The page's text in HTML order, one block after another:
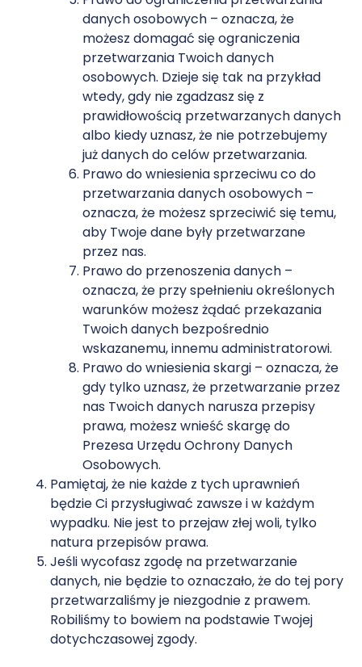
danych osobowych – oznacza, że
możesz domagać się ograniczenia
przetwarzania Twoich danych
osobowych. Dzieje się tak na przykład
wtedy, gdy nie zgadzasz się z
prawidłowością przetwarzanych danych
albo kiedy uznasz, że nie potrzebujemy
już danych do celów przetwarzania.
Prawo do wniesienia sprzeciwu co do
przetwarzania danych osobowych –
oznacza, że możesz sprzeciwić się temu,
aby Twoje dane były przetwarzane
przez nas.
Prawo do przenoszenia danych –
oznacza, że przy spełnieniu określonych
warunków możesz żądać przekazania
Twoich danych bezpośrednio
wskazanemu, innemu administratorowi.
Prawo do wniesienia skargi – oznacza, że
gdy tylko uznasz, że przetwarzanie przez
nas Twoich danych narusza przepisy
prawa, możesz wnieść skargę do
Prezesa Urzędu Ochrony Danych
Osobowych.
Pamiętaj, że nie każde z tych uprawnień
będzie Ci przysługiwać zawsze i w każdym
wypadku. Nie jest to przejaw złej woli, tylko
natura przepisów prawa.
Jeśli wycofasz zgodę na przetwarzanie
danych, nie będzie to oznaczało, że do tej pory
przetwarzaliśmy je niezgodnie z prawem.
Robiliśmy to bowiem na podstawie Twojej
dotychczasowej zgody.